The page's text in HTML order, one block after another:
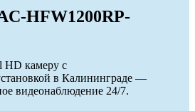
HFW1200RP-
HD камеру с
в Калининграде —
видеонаблюдение 24/7.